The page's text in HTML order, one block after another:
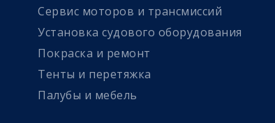
Сервис моторов и трансмиссий
Установка судового оборудования
Покраска и ремонт
Тенты и перетяжка
Палубы и мебель